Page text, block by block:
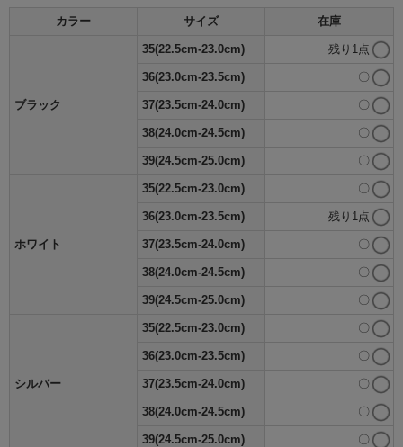
カラー サイズ 在庫
ブラック
35(22.5cm-23.0cm) 残り1点
36(23.0cm-23.5cm) 〇
37(23.5cm-24.0cm) 〇
38(24.0cm-24.5cm) 〇
39(24.5cm-25.0cm) 〇
ホワイト
35(22.5cm-23.0cm) 〇
36(23.0cm-23.5cm) 残り1点
37(23.5cm-24.0cm) 〇
38(24.0cm-24.5cm) 〇
39(24.5cm-25.0cm) 〇
シルバー
35(22.5cm-23.0cm) 〇
36(23.0cm-23.5cm) 〇
37(23.5cm-24.0cm) 〇
38(24.0cm-24.5cm) 〇
39(24.5cm-25.0cm) 〇